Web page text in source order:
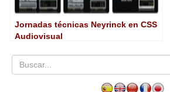
Jornadas técnicas Neyrinck en CSS
Audiovisual